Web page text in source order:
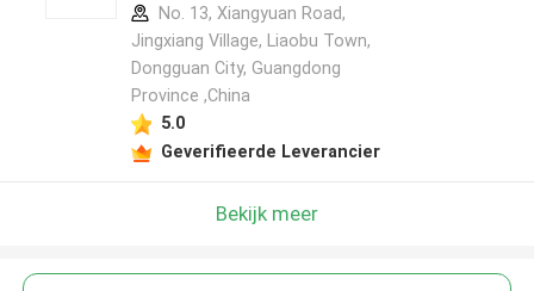
No. 13, Xiangyuan Road,
Jingxiang Village, Liaobu Town,
Dongguan City, Guangdong
Province ,China
5.0
Geverifieerde Leverancier
Bekijk meer